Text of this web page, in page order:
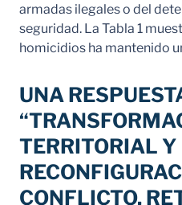
armadas ilegales o del
seguridad. La Tabla 1
homicidios ha mantenido
UNA
TERRITORIAL Y
CONFLICTO.